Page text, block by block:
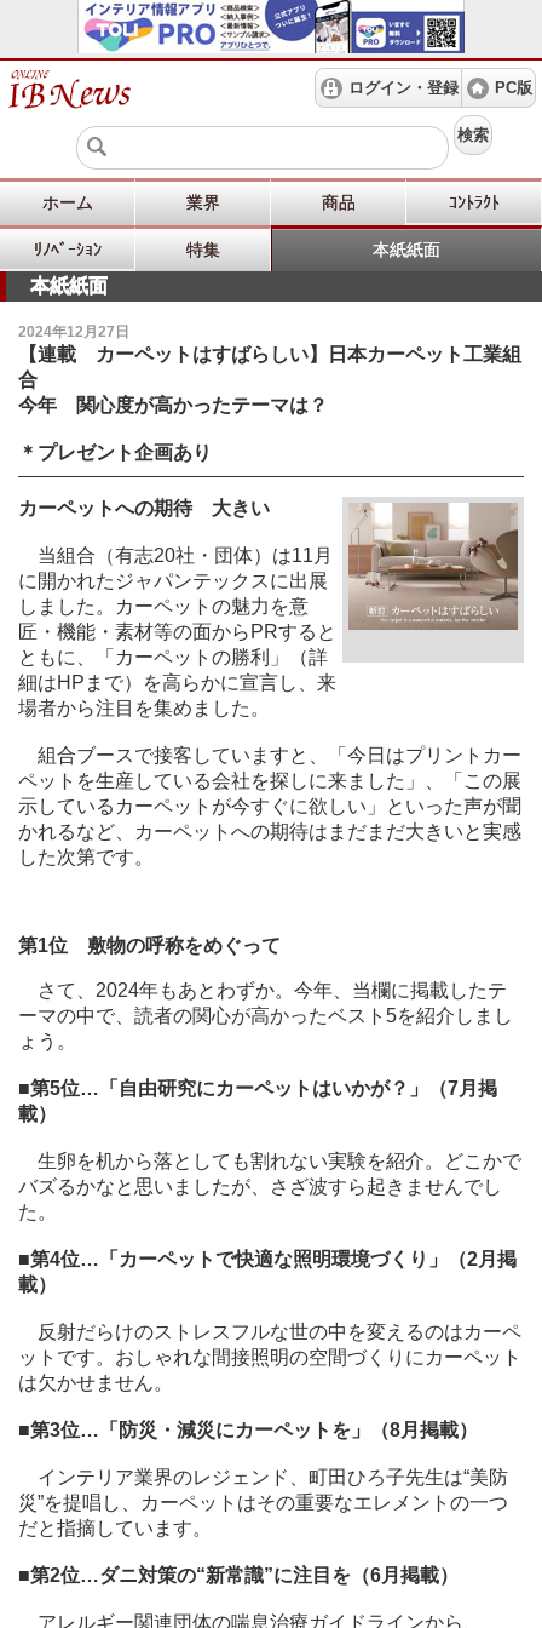
ログイン・登録 PC版
検索
ホーム 業界 商品 ｺﾝﾄﾗｸﾄ
ﾘﾉﾍﾞｰｼｮﾝ 特集 本紙紙面
本紙紙面
2024年12月27日
【連載 カーペットはすばらしい】日本カーペット工業組
合
今年 関心度が高かったテーマは？
＊プレゼント企画あり
カーペットへの期待 大きい
当組合（有志20社・団体）は11月
に開かれたジャパンテックスに出展
しました。カーペットの魅力を意
匠・機能・素材等の面からPRすると
ともに、「カーペットの勝利」（詳
細はHPまで）を高らかに宣言し、来
場者から注目を集めました。
組合ブースで接客していますと、「今日はプリントカー
ペットを生産している会社を探しに来ました」、「この展
示しているカーペットが今すぐに欲しい」といった声が聞
かれるなど、カーペットへの期待はまだまだ大きいと実感
した次第です。
第1位 敷物の呼称をめぐって
さて、2024年もあとわずか。今年、当欄に掲載したテ
ーマの中で、読者の関心が高かったベスト5を紹介しまし
ょう。
■第5位…「自由研究にカーペットはいかが？」（7月掲
載）
生卵を机から落としても割れない実験を紹介。どこかで
バズるかなと思いましたが、さざ波すら起きませんでし
た。
■第4位…「カーペットで快適な照明環境づくり」（2月掲
載）
反射だらけのストレスフルな世の中を変えるのはカーペ
ットです。おしゃれな間接照明の空間づくりにカーペット
は欠かせません。
■第3位…「防災・減災にカーペットを」（8月掲載）
インテリア業界のレジェンド、町田ひろ子先生は“美防
災”を提唱し、カーペットはその重要なエレメントの一つ
だと指摘しています。
■第2位…ダニ対策の“新常識”に注目を（6月掲載）
アレルギー関連団体の喘息治療ガイドラインから、